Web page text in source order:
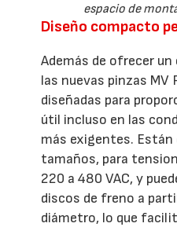
espacio de
Diseño compacto
Además de ofrecer
las nuevas pinzas MV
diseñadas para
útil incluso en las
más exigentes.
tamaños, para
220 a 480 VAC, y
discos de freno a
diámetro, lo que